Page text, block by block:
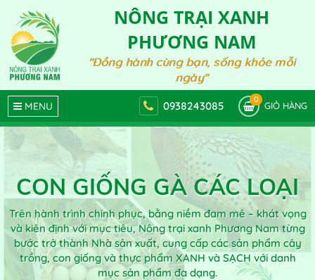
NÔNG TRẠI XANH
PHƯƠNG NAM
"Đồng hành cùng bạn, sống khỏe mỗi
ngày"
MENU 0938243085
0
GIỎ HÀNG
CON GIỐNG GÀ CÁC LOẠI
Trên hành trình chinh phục, bằng niềm đam mê – khát vọng
và kiên định với mục tiêu, Nông trại xanh Phương Nam từng
bước trở thành Nhà sản xuất, cung cấp các sản phẩm cây
trồng, con giống và thực phẩm XANH và SẠCH với danh
mục sản phẩm đa dạng.